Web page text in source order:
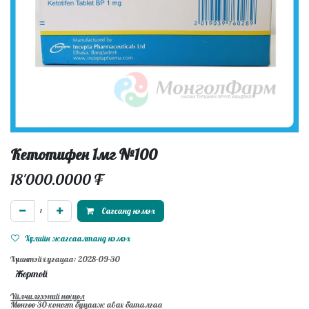
Кетотифен 1мг №100
18'000.0000₮
Сагсанд нэмэх
Хүслийн жагсаалтанд нэмэх
Хүчинтэй хугацаа: 2028-09-30
Жортой
Үйлчилгээний нөхцөл
Мөнгөө 30-хоногт буцааж авах баталгаа